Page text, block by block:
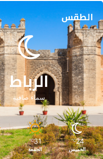
الطقس
الرباط
سماء صافية
24
℃
الخميس
31
℃
الجمعة